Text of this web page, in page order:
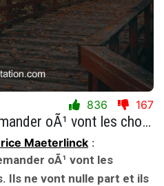
836 167
Il est puÃ©ril de se demander oÃ¹ vont les choses et les mondes. Ils ne vont nulle part et ils sont arrivÃ©s.
Maeterlinck :
oÃ¹ vont les
Ils ne vont nulle part et ils